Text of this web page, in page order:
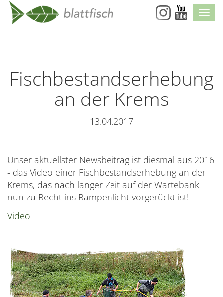
Skip
Navigation
Fischbestandserhebung
an der Krems
13.04.2017
Unser aktuellster Newsbeitrag ist diesmal aus 2016
- das Video einer Fischbestandserhebung an der
Krems, das nach langer Zeit auf der Wartebank
nun zu Recht ins Rampenlicht vorgerückt ist!
Video